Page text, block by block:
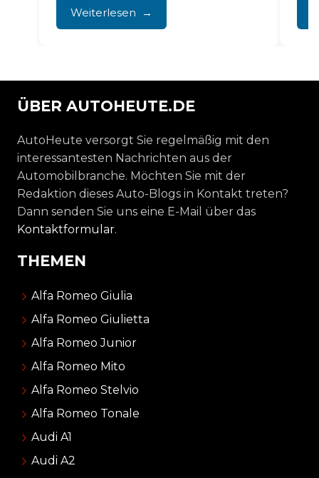
Verkabelungsprobleme verursacht,
was dazu führt, dass...
Weiterlesen
ÜBER AUTOHEUTE.DE
AutoHeute versorgt Sie regelmäßig mit den
interessantesten Nachrichten aus der
Automobilbranche. Möchten Sie mit der
Redaktion dieses Auto-Blogs in Kontakt treten?
Dann senden Sie uns eine E-Mail über das
Kontaktformular.
THEMEN
Alfa Romeo Giulia
Alfa Romeo Giulietta
Alfa Romeo Junior
Alfa Romeo Mito
Alfa Romeo Stelvio
Alfa Romeo Tonale
Audi A1
Audi A2